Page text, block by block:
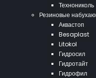
Технониколь
Резиновые
Аквастоп
Besaplast
Litokol
Гидросил
Гидротайт
Гидрофил